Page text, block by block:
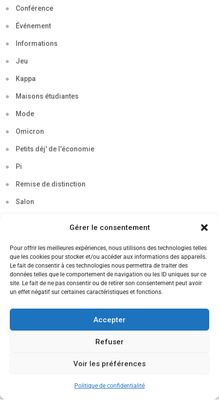
Gérer le consentement
Pour offrir les meilleures expériences, nous utilisons des technologies telles
que les cookies pour stocker et/ou accéder aux informations des appareils.
Le fait de consentir à ces technologies nous permettra de traiter des
données telles que le comportement de navigation ou les ID uniques sur ce
site. Le fait de ne pas consentir ou de retirer son consentement peut avoir
un effet négatif sur certaines caractéristiques et fonctions.
Accepter
Refuser
Voir les préférences
Politique de confidentialité
Conférence
Événement
Informations
Jeu
Kappa
Maisons étudiantes
Mode
Omicron
Petits déj' de l'économie
Pi
Remise de distinction
Salon
Soirée
Sortie découverte
Tau
Témoignage
CANDIDATEZ MAINTENANT